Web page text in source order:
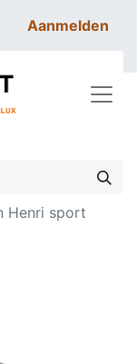
Aanmelden
Henri sport